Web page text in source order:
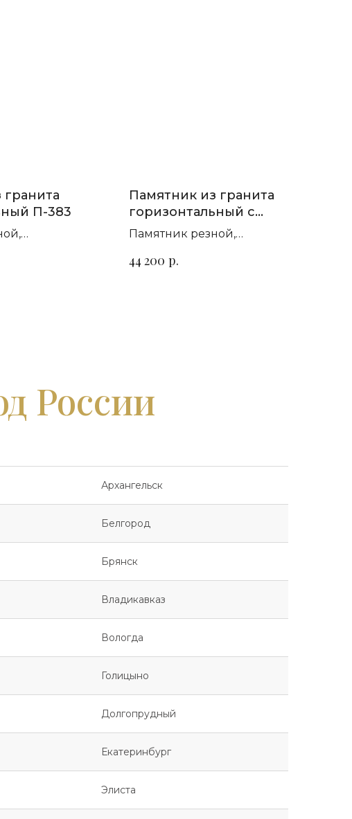
П-383
Памятник из гранита
горизонтальный с
крестом и розами П-179
Памятник резной,
на выбор
44 200 р.
России
Архангельск
Белгород
Брянск
Владикавказ
Вологда
Голицыно
Долгопрудный
Екатеринбург
Элиста